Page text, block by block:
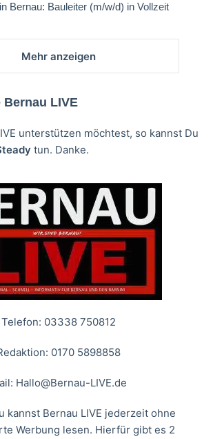
Bernau: Bauleiter (m/w/d) in Vollzeit
Mehr anzeigen
LIVE
unterstützen möchtest, so kannst Du
tun. Danke.
Telefon: 03338 750812
0170 5898858
Hallo@Bernau-LIVE.de
kannst Bernau LIVE jederzeit ohne
Werbung lesen. Hierfür gibt es 2